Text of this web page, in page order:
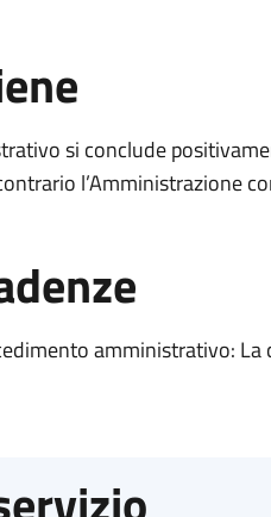
si conclude
l’Amministrazione
amministrativo: